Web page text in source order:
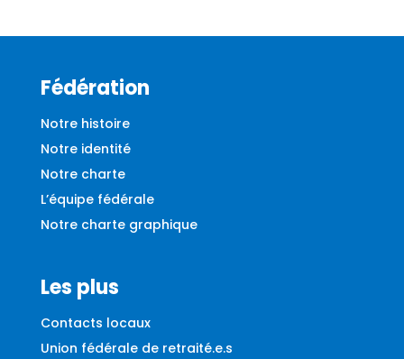
Fédération
Notre histoire
Notre identité
Notre charte
L’équipe fédérale
Notre charte graphique
Les plus
Contacts locaux
Union fédérale de retraité.e.s